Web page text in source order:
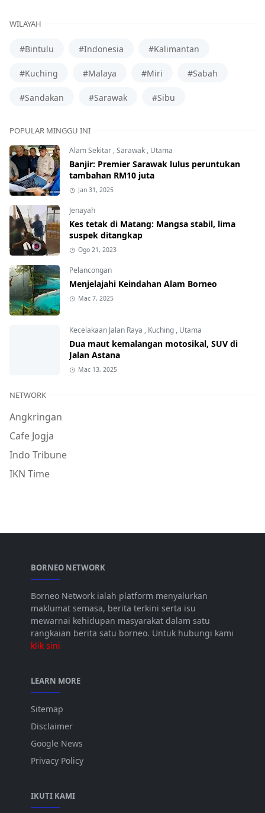
WILAYAH
#Bintulu #Indonesia #Kalimantan
#Kuching #Malaya #Miri #Sabah
#Sandakan #Sarawak #Sibu
POPULAR MINGGU INI
Alam Sekitar,Sarawak, Utama
Banjir: Premier Sarawak lulus peruntukan
tambahan RM10 juta
Jan 31, 2025
Jenayah
Kes tetak di Matang: Mangsa stabil, lima
suspek ditangkap
Ogo 21, 2023
Pelancongan
Menjelajahi Keindahan Alam Borneo
Mac 7, 2025
Kecelakaan Jalan Raya , Kuching, Utama
Dua maut kemalangan motosikal, SUV di
Jalan Astana
Mac 13, 2025
NETWORK
Angkringan
Cafe Jogja
Indo Tribune
IKN Time
BORNEO NETWORK
Borneo Network ialah platform menyalurkan
maklumat semasa, berita terkini serta isu
mewarnai kehidupan masyarakat dalam satu
rangkaian berita satu borneo. Untuk hubungi kami
klik sini
LEARN MORE
Sitemap
Disclaimer
Google News
Privacy Policy
IKUTI KAMI